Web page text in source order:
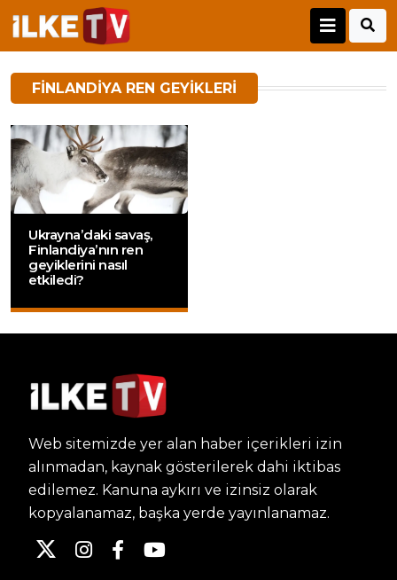
FINLANDIYA REN GEYIKLERI
Ukrayna’daki savaş,
Finlandiya’nın ren
geyiklerini nasıl
etkiledi?
Web sitemizde yer alan haber içerikleri izin
alınmadan, kaynak gösterilerek dahi iktibas
edilemez. Kanuna aykırı ve izinsiz olarak
kopyalanamaz, başka yerde yayınlanamaz.